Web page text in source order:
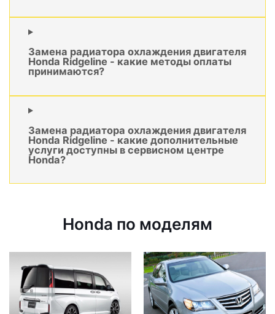
Замена радиатора охлаждения двигателя
Honda Ridgeline - какие методы оплаты
принимаются?
Замена радиатора охлаждения двигателя
Honda Ridgeline - какие дополнительные
услуги доступны в сервисном центре
Honda?
Honda по моделям